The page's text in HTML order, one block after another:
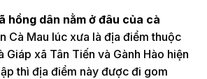
hồng dân nằm ở đâu của cà
Cà Mau lúc xưa là địa điểm thuộc
Giáp xã Tân Tiến và Gành Hào hiện
thì địa điểm này được đi gom